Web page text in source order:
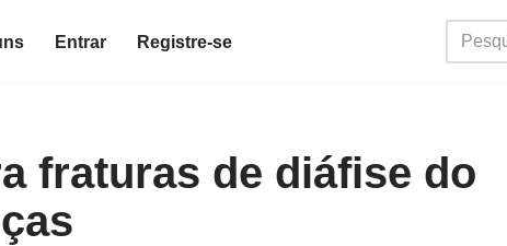
Entrar Registre-se
fraturas de diáfise do